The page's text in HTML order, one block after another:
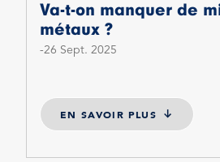
Va-t-on manquer de
métaux ?
26 Sept. 2025
EN SAVOIR PLUS